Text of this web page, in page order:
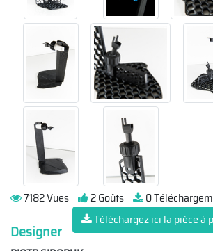
7182 Vues 2 Goûts
0
Téléchargez ici la pièce à
Designer